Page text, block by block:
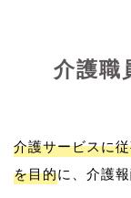
介護職
介護サービスに
を目的に、介護